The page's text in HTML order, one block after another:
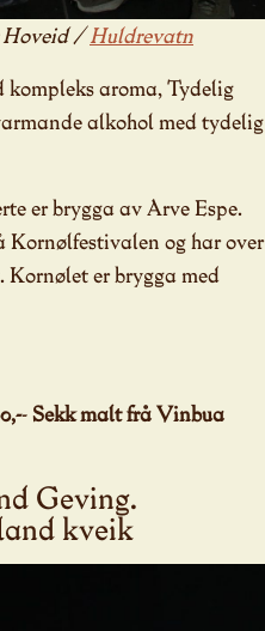
Hoveid /Huldrevatn
kompleks aroma, Tydelig
alkohol med tydelig
er brygga av Arve Espe.
og har over
Kornølet er brygga med
-Sekk malt frå Vinbua
Geving.
kveik